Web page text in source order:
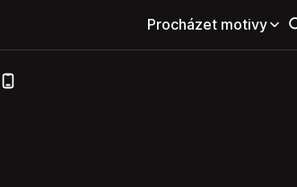
Procházet motivy